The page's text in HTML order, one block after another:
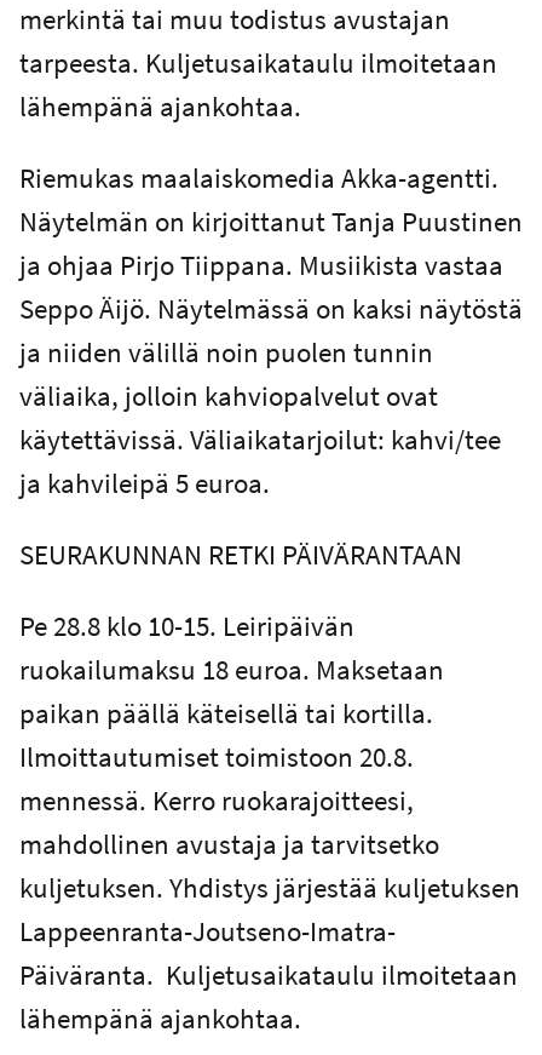
merkintä tai muu todistus avustajan
tarpeesta. Kuljetusaikataulu ilmoitetaan
lähempänä ajankohtaa.
Riemukas maalaiskomedia Akka-agentti.
Näytelmän on kirjoittanut Tanja Puustinen
ja ohjaa Pirjo Tiippana. Musiikista vastaa
Seppo Äijö. Näytelmässä on kaksi näytöstä
ja niiden välillä noin puolen tunnin
väliaika, jolloin kahviopalvelut ovat
käytettävissä. Väliaikatarjoilut: kahvi/tee
ja kahvileipä 5 euroa.
SEURAKUNNAN RETKI PÄIVÄRANTAAN
Pe 28.8 klo 10-15. Leiripäivän
ruokailumaksu 18 euroa. Maksetaan
paikan päällä käteisellä tai kortilla.
Ilmoittautumiset toimistoon 20.8.
mennessä. Kerro ruokarajoitteesi,
mahdollinen avustaja ja tarvitsetko
kuljetuksen. Yhdistys järjestää kuljetuksen
Lappeenranta-Joutseno-Imatra-
Päiväranta. Kuljetusaikataulu ilmoitetaan
lähempänä ajankohtaa.